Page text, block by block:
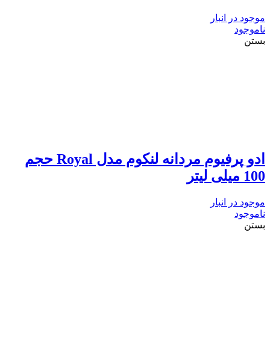
موجود در انبار
ناموجود
بستن
ادو پرفیوم مردانه لنکوم مدل Royal حجم
100 میلی لیتر
موجود در انبار
ناموجود
بستن